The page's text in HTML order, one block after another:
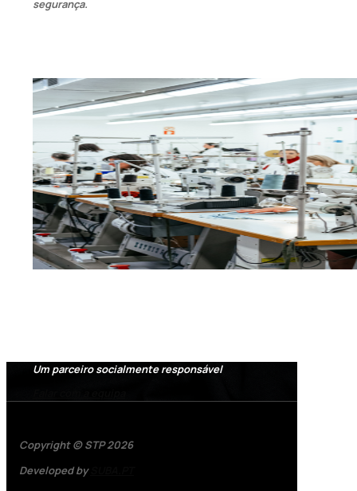
segurança.
Um parceiro socialmente responsável
Copyright © STP 2026
Developed by